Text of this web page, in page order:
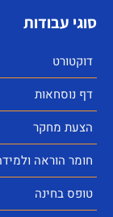
סוגי עבודות
דוקטורט
דף נוסחאות
הצעת מחקר
חומר הוראה
טופס בחינה